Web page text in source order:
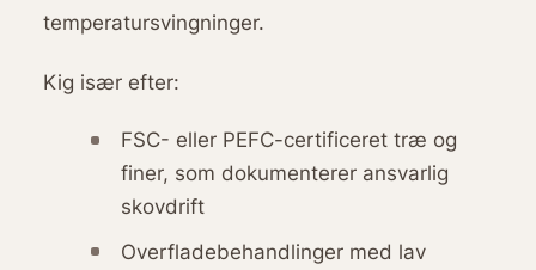
temperatursvingninger.
Kig især efter:
FSC- eller PEFC-certificeret træ og
finer, som dokumenterer ansvarlig
skovdrift
Overfladebehandlinger med lav